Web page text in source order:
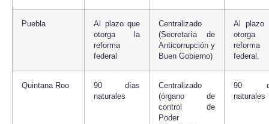
Puebla
Al plazo que
otorga la
reforma
federal
Centralizado
(Secretaría de
Anticorrupción y
Buen Gobierno)
Al plazo
reforma
federal.
Quintana Roo
90 días
naturales
Centralizado
(órgano de
control de
Poder
90
naturales